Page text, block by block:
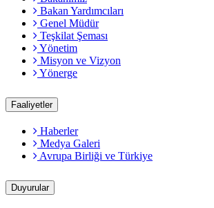
Bakan Yardımcıları
Genel Müdür
Teşkilat Şeması
Yönetim
Misyon ve Vizyon
Yönerge
Faaliyetler
Haberler
Medya Galeri
Avrupa Birliği ve Türkiye
Duyurular